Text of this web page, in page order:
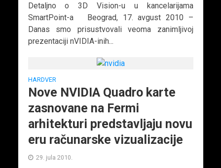
Detaljno o 3D Vision-u u kancelarijama
SmartPoint-a Beograd, 17. avgust 2010 –
Danas smo prisustvovali veoma zanimljivoj
prezentaciji nVIDIA-inih...
HARDVER
Nove NVIDIA Quadro karte
zasnovane na Fermi
arhitekturi predstavljaju novu
eru računarske vizualizacije
29. jula 2010.